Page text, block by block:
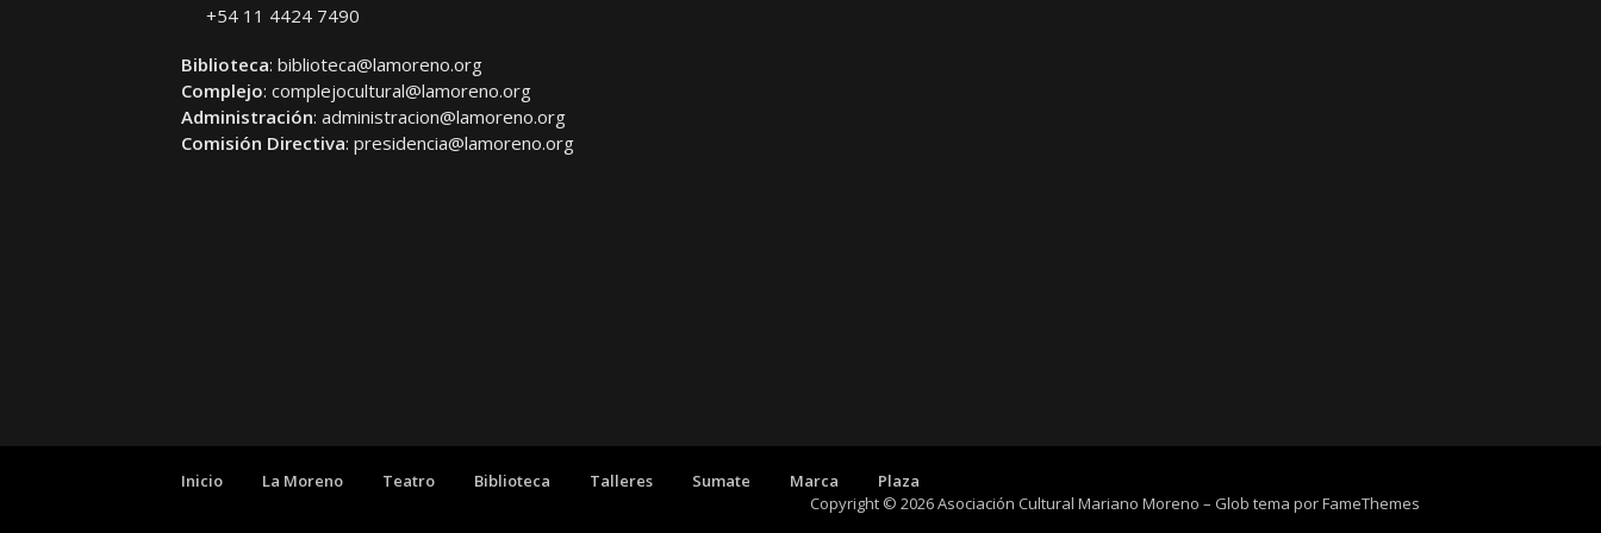
+54 11 4424 7490
Biblioteca: biblioteca@lamoreno.org
Complejo: complejocultural@lamoreno.org
Administración: administracion@lamoreno.org
Comisión Directiva: presidencia@lamoreno.org
Inicio La Moreno Teatro Biblioteca Talleres Sumate Marca
Plaza
Copyright © 2026 Asociación Cultural Mariano Moreno – Glob tema porFameThemes